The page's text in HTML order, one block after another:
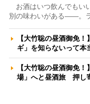
お酒はいつ飲んでもい
別の味わいがある――。
【大竹聡の昼酒御免
ギ」を知らないって
【大竹聡の昼酒御免
場」へと昼酒旅 押し